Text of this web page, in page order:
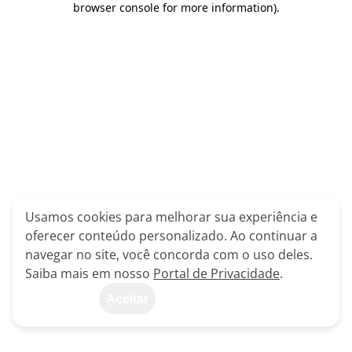
browser console for more information).
Usamos cookies para melhorar sua experiência e
oferecer conteúdo personalizado. Ao continuar a
navegar no site, você concorda com o uso deles.
Saiba mais em nosso Portal de Privacidade.